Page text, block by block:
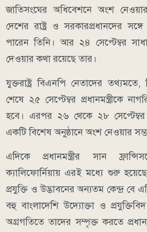
জাতিসংঘের অধিবেশনে অংশ নেওয়ার
দেশের রাষ্ট্র ও সরকারপ্রধানদের
পারেন তিনি। আর ২৪ সেপ্টেম্বর
দেওয়ার কথা রয়েছে তার।
যুক্তরাষ্ট্র বিএনপি নেতাদের তথ্যমতে,
শেষে ২৫ সেপ্টেম্বর প্রধানমন্ত্রীকে
হবে। এরপর ২৬ থেকে ২৮ সেপ্টেম্বর
একটি বিশেষ অনুষ্ঠানে অংশ নেওয়ার
এদিকে প্রধানমন্ত্রীর সান
ক্যালিফোর্নিয়ায় এরই মধ্যে শুরু হয়েছে
প্রযুক্তি ও উদ্ভাবনের অন্যতম কেন্দ্র বে
বহু বাংলাদেশি উদ্যোক্তা ও
অগ্রগতিতে তাদের সম্পৃক্ত করতে